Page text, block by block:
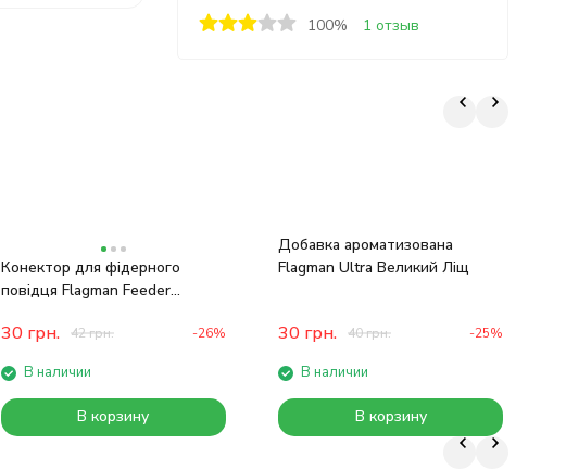
100% 1 отзыв
Конектор для фідерного
повідця Flagman Feeder
30 грн. 42грн. -26%
В наличии
В корзину
Добавка ароматизована
Flagman Ultra Великий Ліщ
30 грн. 40грн. -25%
В наличии
В корзину